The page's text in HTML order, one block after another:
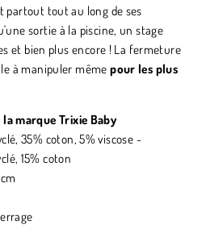
partout tout au long de ses
sortie à la piscine, un stage
et bien plus encore ! La fermeture
à manipuler mêmepour les plus
marque Trixie Baby
35% coton, 5% viscose -
15% coton